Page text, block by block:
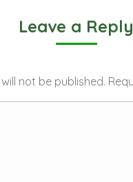
Leave a Reply
not be published.